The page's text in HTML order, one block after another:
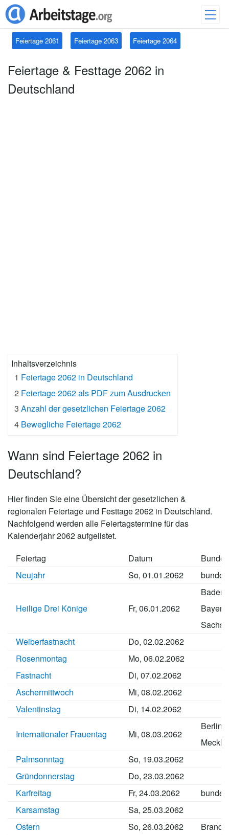
Feiertage 2061 Feiertage 2063 Feiertage 2064
Feiertage & Festtage 2062 in
Deutschland
Inhaltsverzeichnis
1 Feiertage 2062 in Deutschland
2 Feiertage 2062 als PDF zum Ausdrucken
3 Anzahl der gesetzlichen Feiertage 2062
4 Bewegliche Feiertage 2062
Wann sind Feiertage 2062 in
Deutschland?
Hier finden Sie eine Übersicht der gesetzlichen &
regionalen Feiertage und Festtage 2062 in Deutschland.
Nachfolgend werden alle Feiertagstermine für das
Kalenderjahr 2062 aufgelistet.
Feiertag
Datum
Neujahr
So, 01.01.2062
Heilige Drei Könige Fr, 06.01.2062
Bayern
Weiberfastnacht
Do, 02.02.2062
Rosenmontag
Mo, 06.02.2062
Fastnacht
Di, 07.02.2062
Aschermittwoch
Mi, 08.02.2062
Valentinstag
Di, 14.02.2062
Internationaler Frauentag Mi, 08.03.2062
Berlin
Palmsonntag
So, 19.03.2062
Gründonnerstag
Do, 23.03.2062
Karfreitag
Fr, 24.03.2062
Karsamstag
Sa, 25.03.2062
Ostern
So, 26.03.2062